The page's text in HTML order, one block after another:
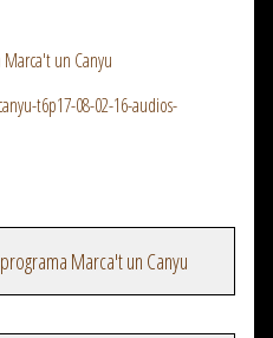
un Canyu
t6p17-08-02-16-audios-
Marca't un Canyu